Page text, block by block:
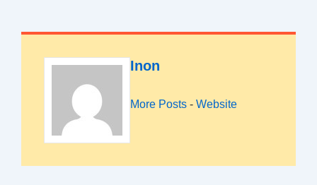
Inon
More Posts - Website